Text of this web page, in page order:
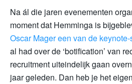
Na ál die jaren evenementen
moment dat Hemminga is
Oscar Mager een van de
al had over de ‘botification’ van
recruitment uiteindelijk gaan
jaar geleden. Dan heb je het